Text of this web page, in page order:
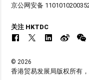
京公网安备
关注 HKTDC
© 2026
香港贸易发展局版权所有